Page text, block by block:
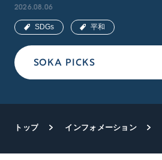
SOKA PICKS
2026.08.06
SDGs 平和
トップ インフォメーション